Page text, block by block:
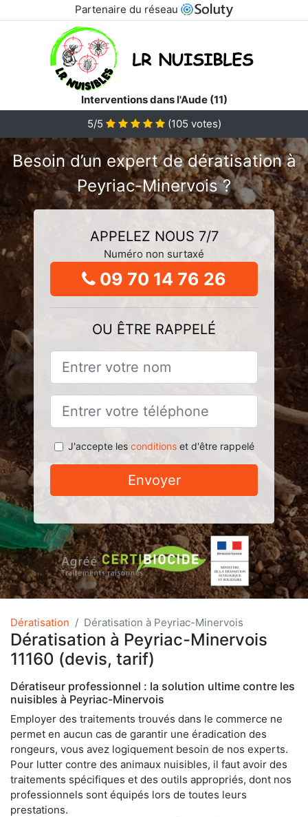
Partenaire du réseau
Interventions dans l'Aude (11)
5/5
(105 votes)
Besoin d’un expert de dératisation à
Peyriac-Minervois ?
APPELEZ NOUS 7/7
Numéro non surtaxé
09 70 14 76 26
OU ÊTRE RAPPELÉ
J'accepte les conditionset d'être rappelé
Envoyer
Dératisation Dératisation à Peyriac-Minervois
Dératisation à Peyriac-Minervois
11160 (devis, tarif)
Dératiseur professionnel : la solution ultime contre les
nuisibles à Peyriac-Minervois
Employer des traitements trouvés dans le commerce ne
permet en aucun cas de garantir une éradication des
rongeurs, vous avez logiquement besoin de nos experts.
Pour lutter contre des animaux nuisibles, il faut avoir des
traitements spécifiques et des outils appropriés, dont nos
professionnels sont équipés lors de toutes leurs
prestations.